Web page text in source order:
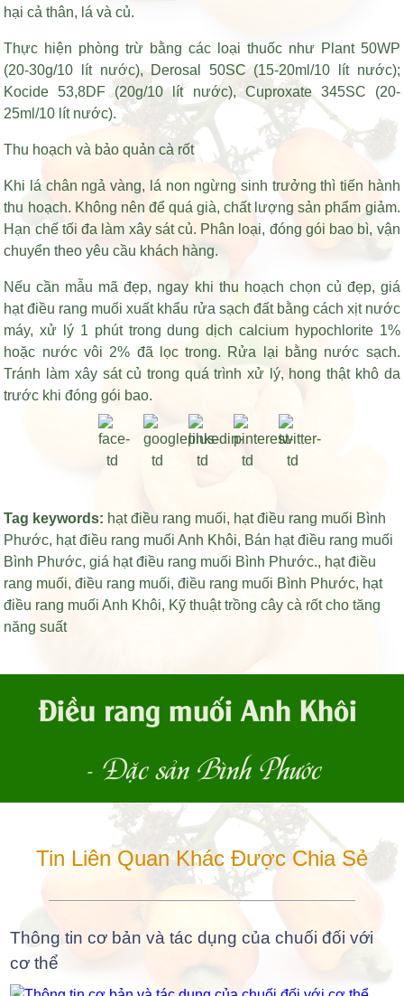
hại cả thân, lá và củ.
Thực hiện phòng trừ bằng các loại thuốc như Plant 50WP
(20-30g/10 lít nước), Derosal 50SC (15-20ml/10 lít nước);
Kocide 53,8DF (20g/10 lít nước), Cuproxate 345SC (20-
25ml/10 lít nước).
Thu hoạch và bảo quản cà rốt
Khi lá chân ngả vàng, lá non ngừng sinh trưởng thì tiến hành
thu hoạch. Không nên để quá già, chất lượng sản phẩm giảm.
Hạn chế tối đa làm xây sát củ. Phân loại, đóng gói bao bì, vận
chuyển theo yêu cầu khách hàng.
Nếu cần mẫu mã đẹp, ngay khi thu hoạch chọn củ đẹp, giá
hạt điều rang muối xuất khẩu rửa sạch đất bằng cách xịt nước
máy, xử lý 1 phút trong dung dịch calcium hypochlorite 1%
hoặc nước vôi 2% đã lọc trong. Rửa lại bằng nước sạch.
Tránh làm xây sát củ trong quá trình xử lý, hong thật khô da
trước khi đóng gói bao.
Tag keywords: hạt điều rang muối, hạt điều rang muối Bình
Phước, hạt điều rang muối Anh Khôi, Bán hạt điều rang muối
Bình Phước,giá hạt điều rang muối Bình Phước., hạt điều
rang muối,điều rang muối,điều rang muối Bình Phước, hạt
điều rang muối Anh Khôi, Kỹ thuật trồng cây cà rốt cho tăng
năng suất
Điều rang muối Anh Khôi
- Đặc sản Bình Phước
Tin Liên Quan Khác Được Chia Sẻ
Thông tin cơ bản và tác dụng của chuối đối với
cơ thể